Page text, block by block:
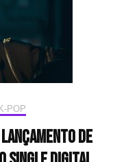
POP
lançamento de